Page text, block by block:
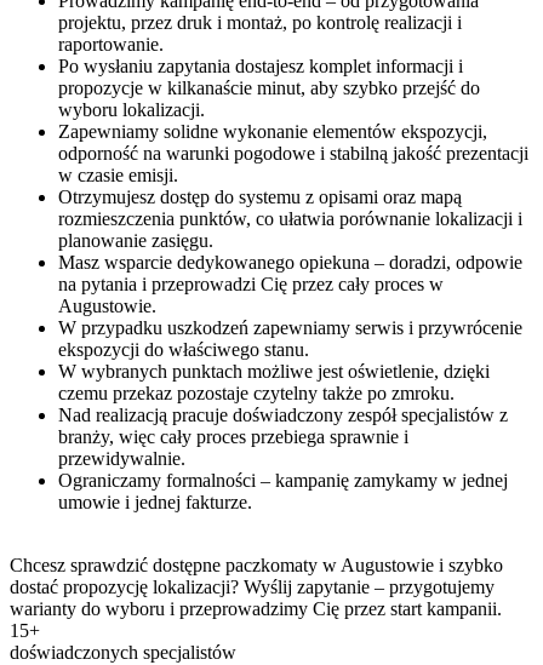
projektu, przez druk i montaż, po kontrolę realizacji i
raportowanie.
Po wysłaniu zapytania dostajesz komplet informacji i
propozycje w kilkanaście minut, aby szybko przejść do
wyboru lokalizacji.
Zapewniamy solidne wykonanie elementów ekspozycji,
odporność na warunki pogodowe i stabilną jakość prezentacji
w czasie emisji.
Otrzymujesz dostęp do systemu z opisami oraz mapą
rozmieszczenia punktów, co ułatwia porównanie lokalizacji i
planowanie zasięgu.
Masz wsparcie dedykowanego opiekuna – doradzi, odpowie
na pytania i przeprowadzi Cię przez cały proces w
Augustowie.
W przypadku uszkodzeń zapewniamy serwis i przywrócenie
ekspozycji do właściwego stanu.
W wybranych punktach możliwe jest oświetlenie, dzięki
czemu przekaz pozostaje czytelny także po zmroku.
Nad realizacją pracuje doświadczony zespół specjalistów z
branży, więc cały proces przebiega sprawnie i
przewidywalnie.
Ograniczamy formalności – kampanię zamykamy w jednej
umowie i jednej fakturze.
Chcesz sprawdzić dostępne paczkomaty w Augustowie i szybko
dostać propozycję lokalizacji? Wyślij zapytanie – przygotujemy
warianty do wyboru i przeprowadzimy Cię przez start kampanii.
15+
doświadczonych specjalistów